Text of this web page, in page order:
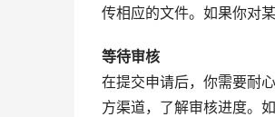
传相应的文件。如果你对
等待审核
在提交申请后，你需要耐
方渠道，了解审核进度。